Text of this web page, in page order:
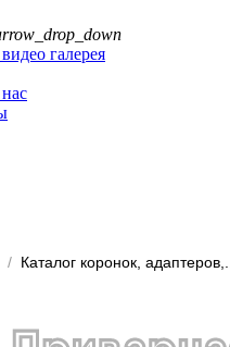
галерея
/ Каталог коронок, адаптеров,...